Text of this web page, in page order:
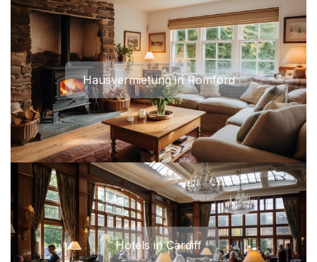
Hausvermietung in Romford
Hotels in Cardiff